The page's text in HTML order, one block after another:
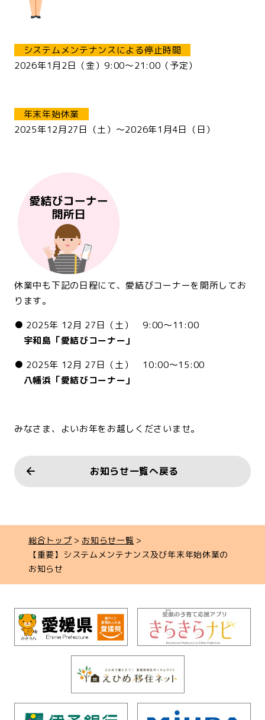
システムメンテナンスによる停止時間
2026年1月2日（金）9:00～21:00（予定）
年末年始休業
2025年12月27日（土）～2026年1月4日（日）
休業中も下記の日程にて、愛結びコーナーを開所してお
ります。
● 2025年 12月 27日（土） 9:00～11:00
宇和島「愛結びコーナー」
● 2025年 12月 27日（土） 10:00～15:00
八幡浜「愛結びコーナー」
みなさま、よいお年をお越しくださいませ。
お知らせ一覧へ戻る
総合トップ
お知らせ一覧
【重要】システムメンテナンス及び年末年始休業の
お知らせ